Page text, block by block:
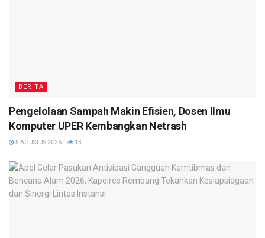
BERITA
Pengelolaan Sampah Makin Efisien, Dosen Ilmu
Komputer UPER Kembangkan Netrash
5 AGUSTUS 2026 13